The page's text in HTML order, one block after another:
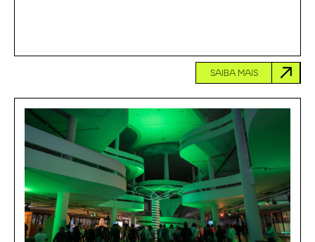
SAIBA MAIS